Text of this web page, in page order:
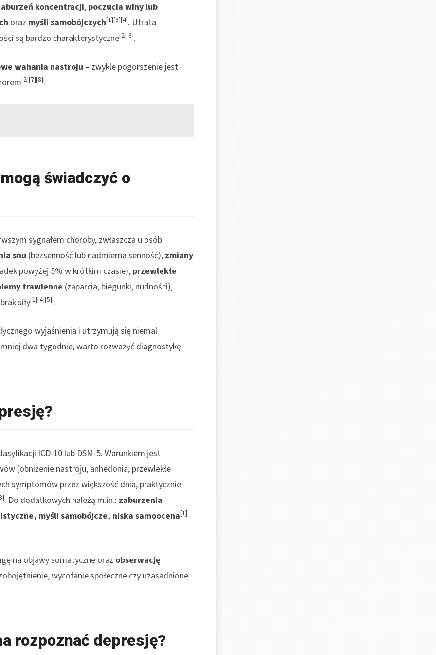
koncentracji, poczucia winy lub
oraz myśli samobójczych[1][3][4]. Utrata
są bardzo charakterystyczne[2][8].
wahania nastroju – zwykle pogorszenie jest
[2][7][8].
świadczyć o
sygnałem choroby, zwłaszcza u osób
snu (bezsenność lub nadmierna senność), zmiany
powyżej 5% w krótkim czasie), przewlekłe
trawienne (zaparcia, biegunki, nudności),
siły[1][4][5].
wyjaśnienia i utrzymują się niemal
dwa tygodnie, warto rozważyć diagnostykę
ICD-10 lub DSM-5. Warunkiem jest
(obniżenie nastroju, anhedonia, przewlekłe
symptomów przez większość dnia, praktycznie
. Do dodatkowych należą m.in.: zaburzenia
myśli samobójcze, niska samoocena[1]
na objawy somatyczne oraz obserwację
wycofanie społeczne czy uzasadnione
rozpoznać depresję?